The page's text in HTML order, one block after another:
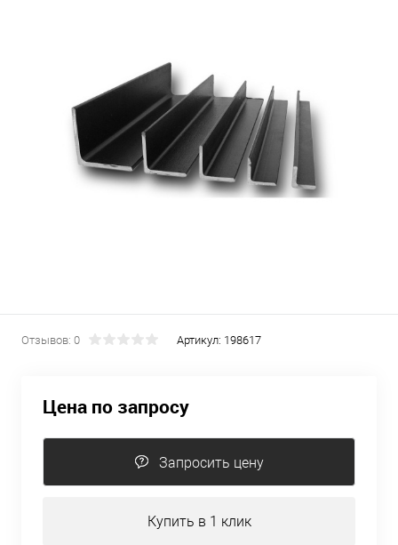
Отзывов: 0 Артикул: 198617
Цена по запросу
Запросить цену
Купить в 1 клик